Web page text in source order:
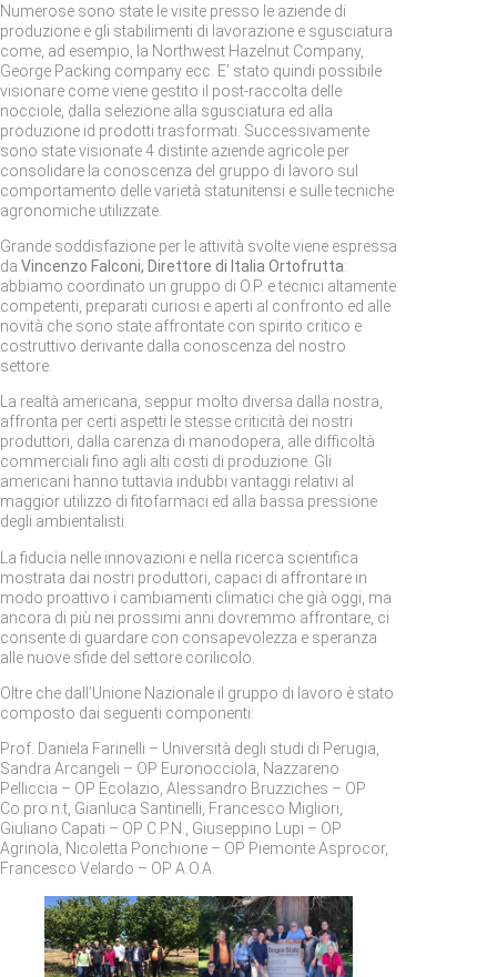
Numerose sono state le visite presso le aziende di
produzione e gli stabilimenti di lavorazione e sgusciatura
come, ad esempio, la Northwest Hazelnut Company,
George Packing company ecc. E’ stato quindi possibile
visionare come viene gestito il post-raccolta delle
nocciole, dalla selezione alla sgusciatura ed alla
produzione id prodotti trasformati. Successivamente
sono state visionate 4 distinte aziende agricole per
consolidare la conoscenza del gruppo di lavoro sul
comportamento delle varietà statunitensi e sulle tecniche
agronomiche utilizzate.
Grande soddisfazione per le attività svolte viene espressa
da Vincenzo Falconi, Direttore di Italia Ortofrutta:
abbiamo coordinato un gruppo di O.P. e tecnici altamente
competenti, preparati curiosi e aperti al confronto ed alle
novità che sono state affrontate con spirito critico e
costruttivo derivante dalla conoscenza del nostro
settore.
La realtà americana, seppur molto diversa dalla nostra,
affronta per certi aspetti le stesse criticità dei nostri
produttori, dalla carenza di manodopera, alle difficoltà
commerciali fino agli alti costi di produzione. Gli
americani hanno tuttavia indubbi vantaggi relativi al
maggior utilizzo di fitofarmaci ed alla bassa pressione
degli ambientalisti.
La fiducia nelle innovazioni e nella ricerca scientifica
mostrata dai nostri produttori, capaci di affrontare in
modo proattivo i cambiamenti climatici che già oggi, ma
ancora di più nei prossimi anni dovremmo affrontare, ci
consente di guardare con consapevolezza e speranza
alle nuove sfide del settore corilicolo.
Oltre che dall’Unione Nazionale il gruppo di lavoro è stato
composto dai seguenti componenti:
Prof. Daniela Farinelli – Università degli studi di Perugia,
Sandra Arcangeli – OP Euronocciola, Nazzareno
Pelliccia – OP Ecolazio, Alessandro Bruzziches – OP
Co.pro.n.t, Gianluca Santinelli, Francesco Migliori,
Giuliano Capati – OP C.P.N., Giuseppino Lupi – OP
Agrinola, Nicoletta Ponchione – OP Piemonte Asprocor,
Francesco Velardo – OP A.O.A.